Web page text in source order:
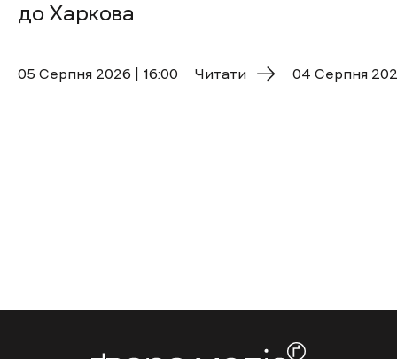
до Харкова
05 Cерпня 2026 | 16:00 Читати 04 Cерпня